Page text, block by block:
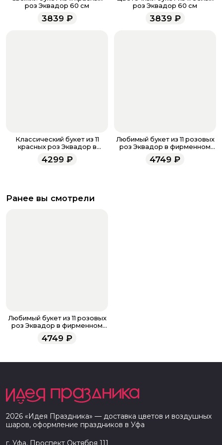
напишите WhatsApp
+7 937 333-66-53. Наши
менеджеры работают ежедневно с 9.00 до 23.00 и
всегда рады проконсультировать вас.
роз Эквадор 60 см
3839₽
роз Эквадор 60 см
3839₽
Классический букет из 11
красных роз Эквадор в
фирменном оформлении 70
см
4299₽
Любимый букет из 11 розовых
роз Эквадор в фирменном
оформлении 60 см
4749 ₽
Ранее вы смотрели
Любимый букет из 11 розовых
роз Эквадор в фирменном
4749 ₽
2026 «Идея Праздника» — доставка цветов и воздушных
шаров, оформление праздников в Уфа
г. Уфа, Проспект Октября 111